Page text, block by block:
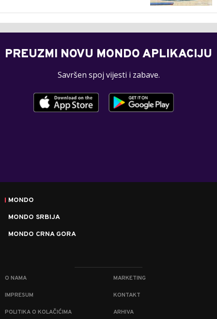
PREUZMI NOVU MONDO APLIKACIJU
Savršen spoj vijesti i zabave.
MONDO
MONDO SRBIJA
MONDO CRNA GORA
O NAMA MARKETING
IMPRESUM KONTAKT
POLITIKA O KOLAČIĆIMA ARHIVA